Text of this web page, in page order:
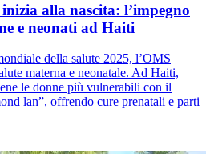
alla nascita: l’impegno
e neonati ad Haiti
della salute 2025, l’OMS
materna e neonatale. Ad Haiti,
le donne più vulnerabili con il
lan”, offrendo cure prenatali e parti